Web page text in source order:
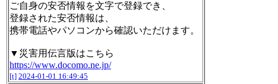
ご自身の安否情報を文字で登録でき、
登録された安否情報は、
携帯電話やパソコンから確認いただけます。
▼災害用伝言版はこちら
https://www.docomo.ne.jp/
[t] 2024-01-01 16:49:45